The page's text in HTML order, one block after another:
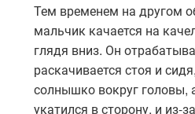
Тем временем на другом
мальчик качается на
глядя вниз. Он
раскачивается стоя и
солнышко вокруг головы,
укатился в сторону, и из-